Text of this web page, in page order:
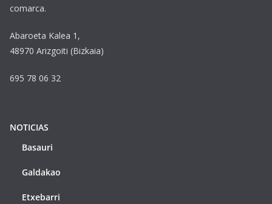
comarca.
Abaroeta Kalea 1,
48970 Arizgoiti (Bizkaia)
695 78 06 32
NOTICIAS
Basauri
Galdakao
Etxebarri